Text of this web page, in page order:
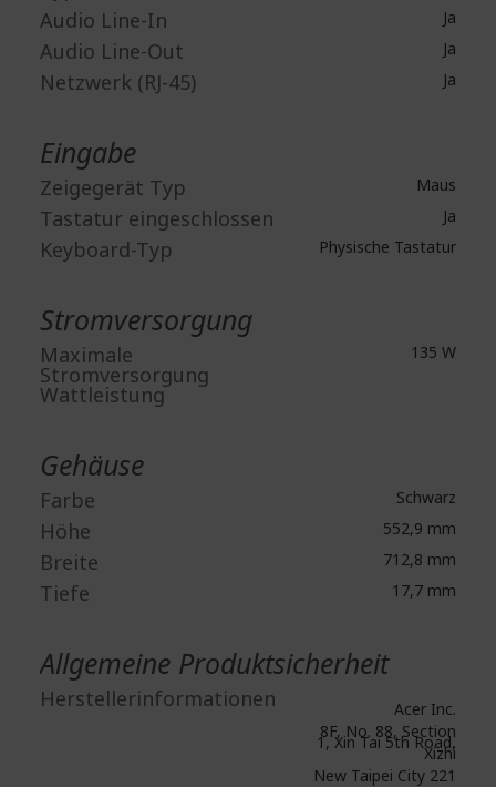
Audio Line-In Ja
Audio Line-Out Ja
Netzwerk (RJ-45) Ja
Eingabe
Zeigegerät Typ Maus
Tastatur eingeschlossen Ja
Keyboard-Typ Physische Tastatur
Stromversorgung
Maximale
Stromversorgung
Wattleistung
135 W
Gehäuse
Farbe Schwarz
Höhe 552,9 mm
Breite 712,8 mm
Tiefe 17,7 mm
Allgemeine Produktsicherheit
Herstellerinformationen
Acer Inc.
8F, No. 88, Section
1, Xin Tai 5th Road,
Xizhi
New Taipei City 221